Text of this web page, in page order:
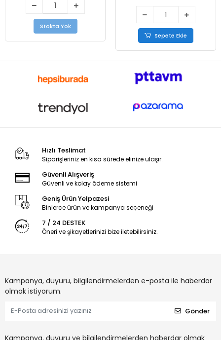
Stokta Yok
Sepete Ekle
Hızlı Teslimat
Siparişleriniz en kısa sürede elinize ulaşır.
Güvenli Alışveriş
Güvenli ve kolay ödeme sistemi
Geniş Ürün Yelpazesi
Binlerce ürün ve kampanya seçeneği
7 / 24 DESTEK
Öneri ve şikayetlerinizi bize iletebilirsiniz.
Kampanya, duyuru, bilgilendirmelerden e-posta ile haberdar
olmak istiyorum.
Gönder
Kampanya, duyuru ve bilgilendirmelerden haberdar olmak